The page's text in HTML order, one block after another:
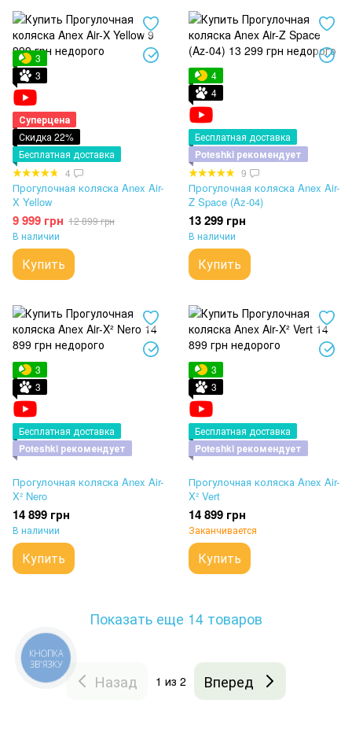
3
3
Суперцена
Скидка 22%
Бесплатная доставка
4
Прогулочная коляска Anex Air-
X Yellow
9 999 грн 12 899 грн
В наличии
Купить
4
4
Бесплатная доставка
Poteshki рекомендует
9
Прогулочная коляска Anex Air-
Z Space (Az-04)
13 299 грн
В наличии
Купить
3
3
Бесплатная доставка
Poteshki рекомендует
Прогулочная коляска Anex Air-
X² Nero
14 899 грн
В наличии
Купить
3
3
Бесплатная доставка
Poteshki рекомендует
Прогулочная коляска Anex Air-
X² Vert
14 899 грн
Заканчивается
Купить
Показать еще 14 товаров
Назад 1 из 2 Вперед
КНОПКА
ЗВ'ЯЗКУ